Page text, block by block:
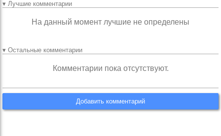
▾ Лучшие комментарии
На данный момент лучшие не определены
▾ Остальные комментарии
Комментарии пока отсутствуют.
Добавить комментарий